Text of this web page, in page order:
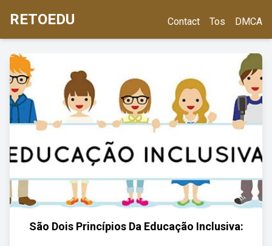
RETOEDU Contact Tos DMCA
São Dois Princípios Da Educação Inclusiva: